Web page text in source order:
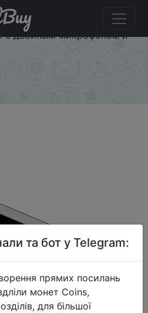
QS1 T1C наушники
3D стерео Спортивные
с двойным микрофоном и
та бот у Telegram:
прямих посилань
монет Coins,
для більшої